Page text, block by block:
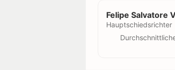
Felipe Salvatore
Hauptschiedsrichter